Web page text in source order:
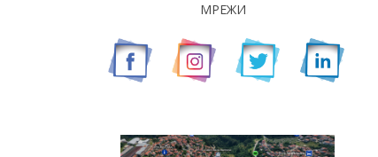
МРЕЖИ